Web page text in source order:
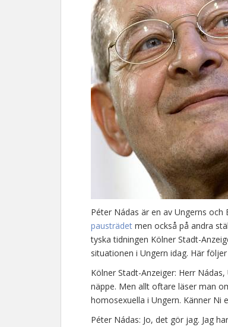
Péter Nádas är en av Ungerns
pausträdet men också på andra
tyska tidningen Kölner Stadt-
situationen i Ungern idag. Här
Kölner Stadt-Anzeiger: Herr
näppe. Men allt oftare läser man
homosexuella i Ungern. Känner Ni
Péter Nádas: Jo, det gör jag. Jag